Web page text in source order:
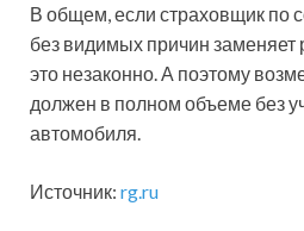
В общем, если страховщик по
без видимых причин
это незаконно. А поэтому
должен в полном объеме без
автомобиля.
Источник: rg.ru